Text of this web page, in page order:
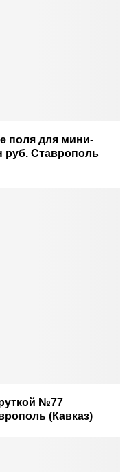
поля для мини-
руб. Ставрополь
№77
(Кавказ)